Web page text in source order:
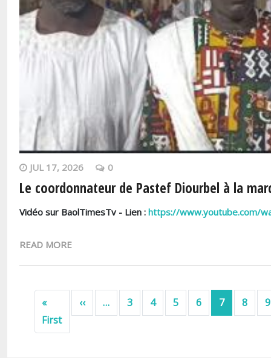
JUL 17, 2026 0
Le coordonnateur de Pastef Diourbel à la
Vidéo sur BaolTimesTv - Lien : https://www.youtube.com/
READ MORE
Pagination
«
FirstFirst page
‹‹Previous page
… 3 4 5 6 7 8 9